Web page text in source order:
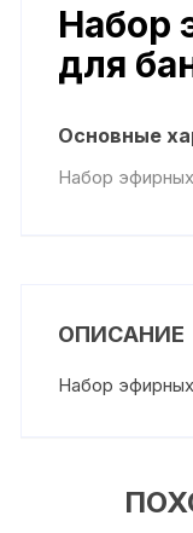
Набор
для
Основные
Набор
ОПИСАНИЕ
Набор